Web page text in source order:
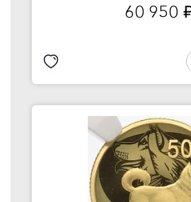
60 950